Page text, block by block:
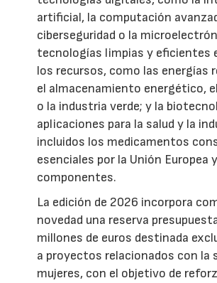
artificial, la computación
ciberseguridad o la
tecnologías limpias y eficientes
los recursos, como las energías
el almacenamiento energético,
o la industria verde; y la
aplicaciones para la salud y la
incluidos los medicamentos
esenciales por la Unión Europea
componentes.
La edición de 2026 incorpora
novedad una reserva
millones de euros destinada
a proyectos relacionados con la
mujeres, con el objetivo de